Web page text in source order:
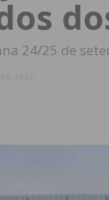
24/25 de
2022